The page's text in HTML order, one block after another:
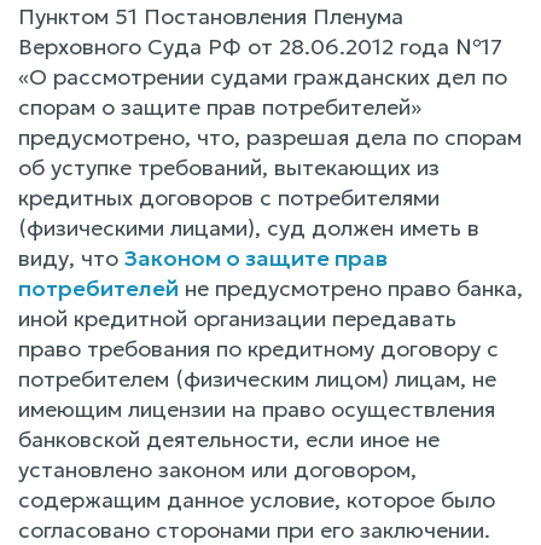
Пунктом 51 Постановления Пленума
Верховного Суда РФ от 28.06.2012 года №17
«О рассмотрении судами гражданских дел по
спорам о защите прав потребителей»
предусмотрено, что, разрешая дела по спорам
об уступке требований, вытекающих из
кредитных договоров с потребителями
(физическими лицами), суд должен иметь в
виду, что Законом о защите прав
потребителей не предусмотрено право банка,
иной кредитной организации передавать
право требования по кредитному договору с
потребителем (физическим лицом) лицам, не
имеющим лицензии на право осуществления
банковской деятельности, если иное не
установлено законом или договором,
содержащим данное условие, которое было
согласовано сторонами при его заключении.